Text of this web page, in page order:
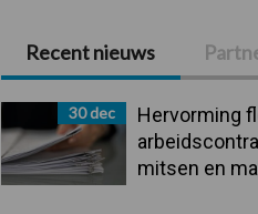
Primaire
Sidebar
Recent nieuws
30 dec
Hervorming
mitsen en